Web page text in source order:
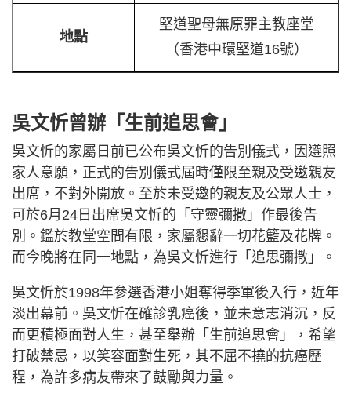
地點
堅道聖母無原罪主教座堂
（香港中環堅道16號）
吳文忻曾辦「生前追思會」
吳文忻的家屬日前已公布吳文忻的告別儀式，因遵照
家人意願，正式的告別儀式屆時僅限至親及受邀親友
出席，不對外開放。至於未受邀的親友及公眾人士，
可於6月24日出席吳文忻的「守靈彌撒」作最後告
別。鑑於教堂空間有限，家屬懇辭一切花籃及花牌。
而今晚將在同一地點，為吳文忻進行「追思彌撒」。
吳文忻於1998年參選香港小姐奪得季軍後入行，近年
淡出幕前。吳文忻在確診乳癌後，並未意志消沉，反
而更積極面對人生，甚至舉辦「生前追思會」，希望
打破禁忌，以笑容面對生死，其不屈不撓的抗癌歷
程，為許多病友帶來了鼓勵與力量。